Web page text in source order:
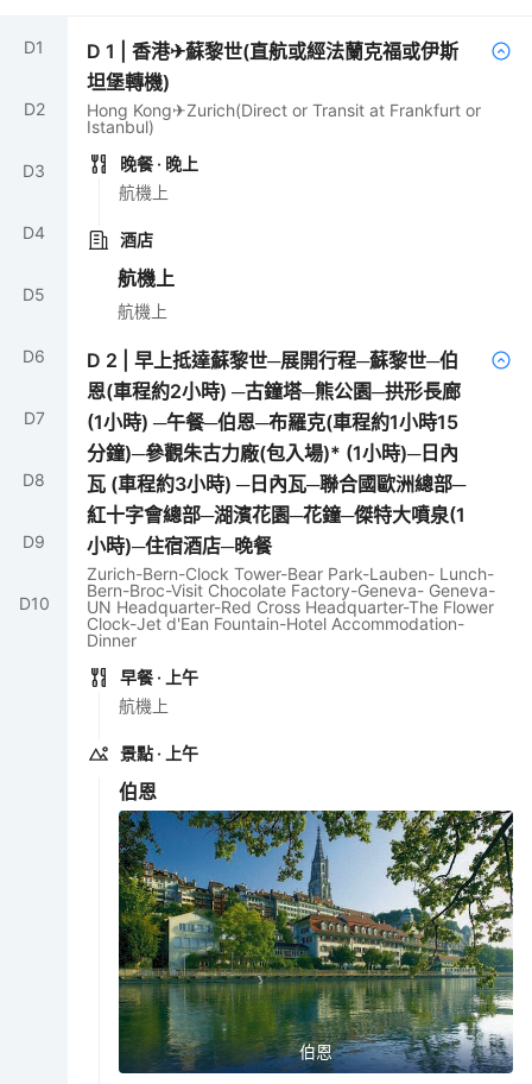
D1
D2
D3
D4
D5
D6
D7
D8
D9
D10
D1 |香港✈蘇黎世(直航或經法蘭克福或伊斯
坦堡轉機)
Hong Kong✈Zurich(Direct or Transit at Frankfurt or
Istanbul)
晚餐 · 晚上
航機上
酒店
航機上
航機上
D 2 |早上抵達蘇黎世─展開行程─蘇黎世─伯
恩(車程約2小時) ─古鐘塔─熊公園─拱形長廊
(1小時) ─午餐─伯恩─布羅克(車程約1小時15
分鐘)─參觀朱古力廠(包入場)* (1小時)─日內
瓦 (車程約3小時) ─日內瓦─聯合國歐洲總部─
紅十字會總部─湖濱花園─花鐘─傑特大噴泉(1
小時)─住宿酒店─晚餐
Zurich-Bern-Clock Tower-Bear Park-Lauben- Lunch-
Bern-Broc-Visit Chocolate Factory-Geneva- Geneva-
UN Headquarter-Red Cross Headquarter-The Flower
Clock-Jet d'Ean Fountain-Hotel Accommodation-
Dinner
早餐 · 上午
航機上
景點 · 上午
伯恩
伯恩